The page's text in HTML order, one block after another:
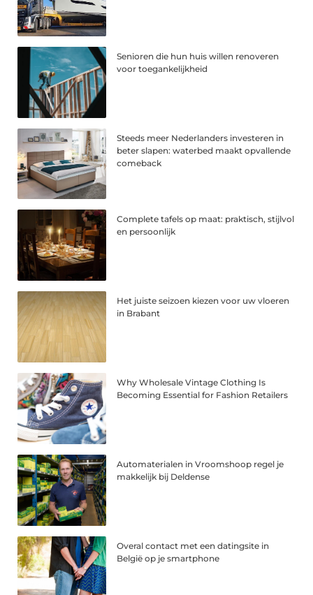
Senioren die hun huis willen renoveren
voor toegankelijkheid
Steeds meer Nederlanders investeren in
beter slapen: waterbed maakt opvallende
comeback
Complete tafels op maat: praktisch, stijlvol
en persoonlijk
Het juiste seizoen kiezen voor uw vloeren
in Brabant
Why Wholesale Vintage Clothing Is
Becoming Essential for Fashion Retailers
Automaterialen in Vroomshoop regel je
makkelijk bij Deldense
Overal contact met een datingsite in
België op je smartphone